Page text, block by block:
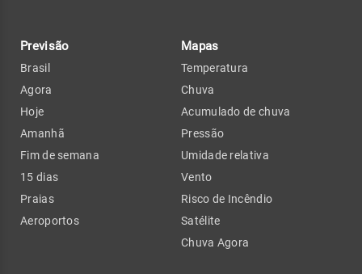
Previsão
Brasil
Agora
Hoje
Amanhã
Fim de semana
15 dias
Praias
Aeroportos
Mapas
Temperatura
Chuva
Acumulado de chuva
Pressão
Umidade relativa
Vento
Risco de Incêndio
Satélite
Chuva Agora